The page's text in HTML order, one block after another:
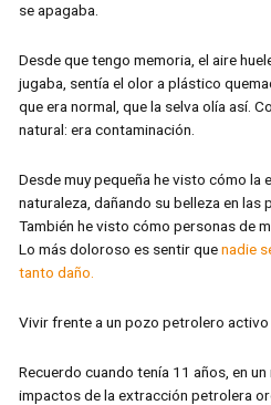
se apagaba.
Desde que tengo memoria, el aire
jugaba, sentía el olor a plástico
que era normal, que la selva olía así.
natural: era contaminación.
Desde muy pequeña he visto cómo
naturaleza, dañando su belleza en las
También he visto cómo personas de
Lo más doloroso es sentir quenadie
tanto daño.
Vivir frente a un pozo petrolero activo
Recuerdo cuando tenía 11 años, en
impactos de la extracción petrolera